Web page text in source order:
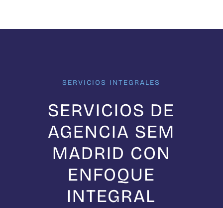
SERVICIOS INTEGRALES
SERVICIOS DE
AGENCIA SEM
MADRID CON
ENFOQUE
INTEGRAL